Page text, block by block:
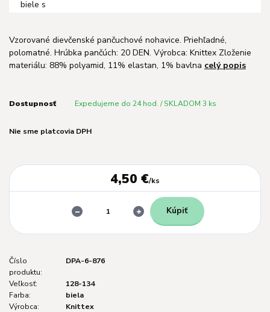
Vzorované dievčenské pančuchové nohavice. Priehľadné,
polomatné. Hrúbka pančúch: 20 DEN. Výrobca: Knittex Zloženie
materiálu: 88% polyamid, 11% elastan, 1% bavlna celý popis
Dostupnosť Expedujeme do 24 hod. / SKLADOM 3 ks
Nie sme platcovia DPH
4,50 €/ks
Kúpiť
Číslo
produktu:
DPA-6-876
Veľkosť:
128-134
Farba:
biela
Výrobca:
Knittex